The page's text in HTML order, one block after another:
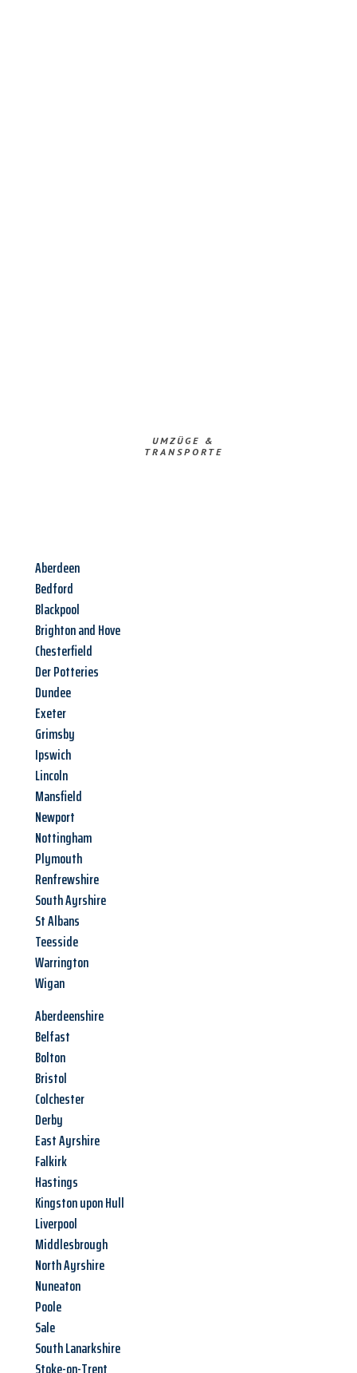
UMZÜGE &
TRANSPORTE
Aberdeen
Bedford
Blackpool
Brighton and Hove
Chesterfield
Der Potteries
Dundee
Exeter
Grimsby
Ipswich
Lincoln
Mansfield
Newport
Nottingham
Plymouth
Renfrewshire
South Ayrshire
St Albans
Teesside
Warrington
Wigan
Aberdeenshire
Belfast
Bolton
Bristol
Colchester
Derby
East Ayrshire
Falkirk
Hastings
Kingston upon Hull
Liverpool
Middlesbrough
North Ayrshire
Nuneaton
Poole
Sale
South Lanarkshire